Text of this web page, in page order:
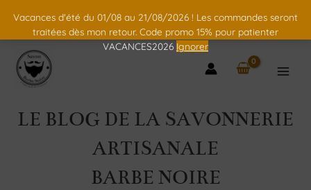
Vacances d'été du 01/08 au 21/08/2026 ! Les commandes seront
traitées dès mon retour. Code promo 15% pour patienter
VACANCES2026 Ignorer
LE BLOG DE LA SAVONNERIE
ARTISANALE
BARBE NOIRE